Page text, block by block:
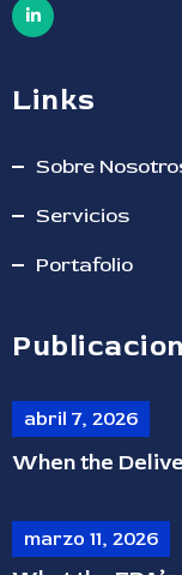
Links
Sobre
Servicios
Portafolio
abril 7, 2026
When the
marzo 11, 2026